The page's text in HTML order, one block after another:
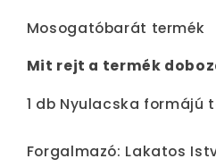
Mosogatóbarát termék
Mit rejt a termék
1 db Nyulacska formájú
Forgalmazó: Lakatos